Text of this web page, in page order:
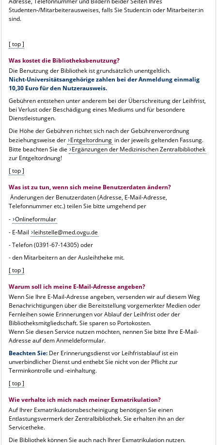
Studenten-/Mitarbeiterausweises, falls Sie Student:in oder Mitarbeiter:in
sind.
[ top ]
Was kostet die Bibliotheksbenutzung?
Die Benutzung der Bibliothek ist grundsätzlich unentgeltlich.
Nicht-Universitätsangehörige zahlen bei der Anmeldung einmalig
10,30 Euro für den Nutzerausweis.
Gebühren entstehen unter anderem bei der Überschreitung der Leihfrist,
bei Verlust oder Beschädigung eines Mediums und für besondere
Dienstleistungen.
Die Höhe der Gebühren richtet sich nach der Gebührenverordnung
beziehungsweise der Entgeltordnung in der jeweils geltenden Fassung.
Bitte beachten Sie die
Ergänzungen der Medizinischen Zentralbibliothek
zur Entgeltordnung!
[ top ]
Was ist zu tun, wenn sich meine Benutzerdaten ändern?
Änderungen der Benutzerdaten (Adresse, E-Mail-Adresse,
Telefonnummer etc.) teilen Sie bitte umgehend per
- Onlineformular
- E-Mail
leihstelle@med.ovgu.de
- Telefon (0391-67-14305) oder
- den Mitarbeitern an der Ausleihtheke mit.
[ top ]
Warum soll ich meine E-Mail-Adresse angeben?
Wenn Sie Ihre E-Mail-Adresse angeben, versenden wir auf diesem Weg
Benachrichtigungen über die Bereitstellung vorgemerkter Medien oder
Fernleihen sowie Erinnerungen vor Ablauf der Leihfrist oder der
Bibliotheksmitgliedschaft. Sie sparen so Portokosten.
Wenn Sie diesen Service nutzen möchten, nennen Sie bitte Ihre E-Mail-
Adresse auf dem Anmeldeformular.
Beachten Sie:Der Erinnerungsdienst vor Leihfristablauf ist ein
unverbindlicher Dienst und enthebt Sie nicht von der Pflicht zur
Terminkontrolle und -einhaltung.
[ top ]
Wie verhalte ich mich nach meiner Exmatrikulation?
Auf Ihrer Exmatrikulationsbescheinigung benötigen Sie einen
Entlastungsvermerk der Zentralbibliothek. Sie erhalten ihn an der
Servicetheke.
Die Bibliothek können Sie auch nach Ihrer Exmatrikulation nutzen.